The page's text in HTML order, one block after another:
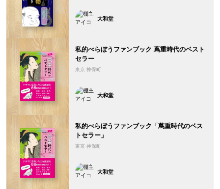
大和堂
私的べらぼうファンブック 蔦重時代のベスト
セラー
東京 神保町
大和堂
私的べらぼうファンブック「蔦重時代のベス
トセラー」
東京 神保町
大和堂